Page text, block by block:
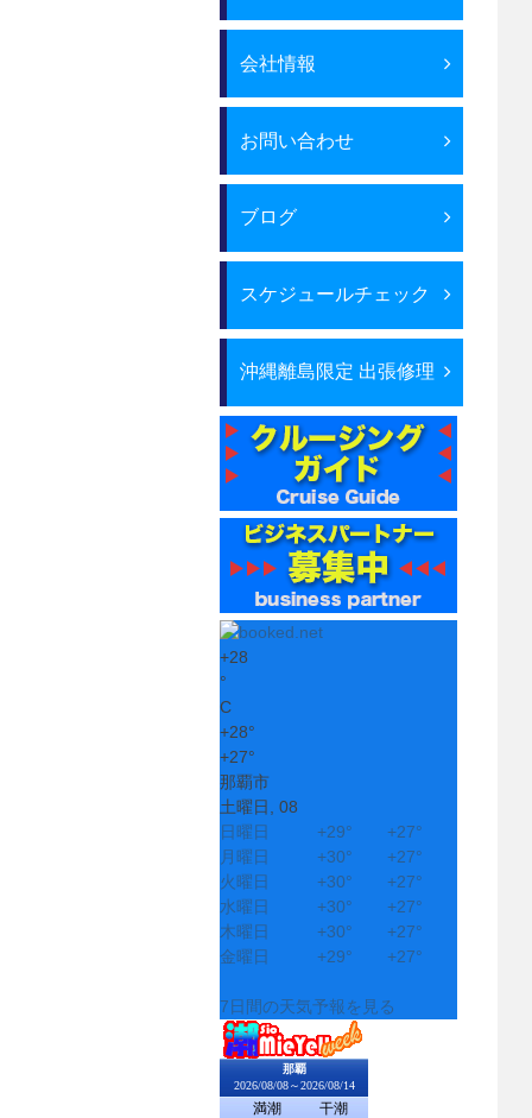
会社情報
お問い合わせ
ブログ
スケジュールチェック
沖縄離島限定 出張修理
+28
°
C
+28°
+27°
那覇市
土曜日, 08
日曜日
+29° +27°
月曜日
+30° +27°
火曜日
+30° +27°
水曜日
+30° +27°
木曜日
+30° +27°
金曜日
+29° +27°
7日間の天気予報を見る